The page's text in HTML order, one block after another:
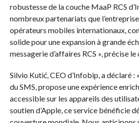
robustesse de la couche MaaP RCS
nombreux partenariats que
opérateurs mobiles internationaux,
solide pour une expansion à grande
messagerie d’affaires RCS », précise le
Silvio Kutić, CEO d’Infobip, a déclaré :
du SMS, propose une expérience
accessible sur les appareils des
soutien d’Apple, ce service bénéficie